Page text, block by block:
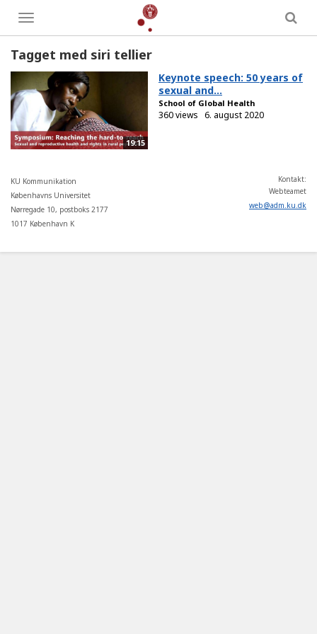
Toggle
menu
Tagget med siri tellier
19:15
Keynote speech: 50 years of
sexual and...
School of Global Health
360 views 6. august 2020
KU Kommunikation
Københavns Universitet
Nørregade 10, postboks 2177
1017 København K
Kontakt:
Webteamet
web@adm.ku.dk